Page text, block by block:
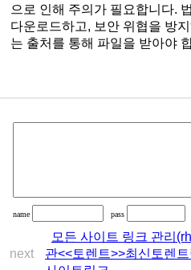
으로 인해 주의가 필요합니다.
다운로드하고, 보안 위협을 방
는 출처를 통해 파일을 받아야
name pass
next
모든 사이트 링크 관리
관<<토렌트>>최신토렌